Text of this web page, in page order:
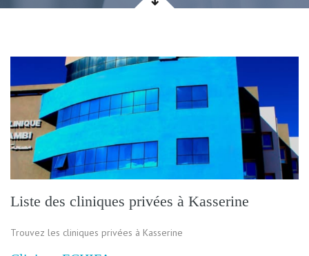
Liste des cliniques privées à Kasserine
Trouvez les cliniques privées à Kasserine